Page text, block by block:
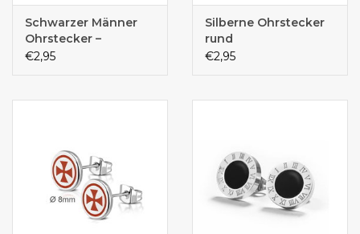
Schwarzer Männer
Ohrstecker –
Edelstahl | 5, 6 & 8
€2,95
Silberne Ohrstecker
rund
€2,95